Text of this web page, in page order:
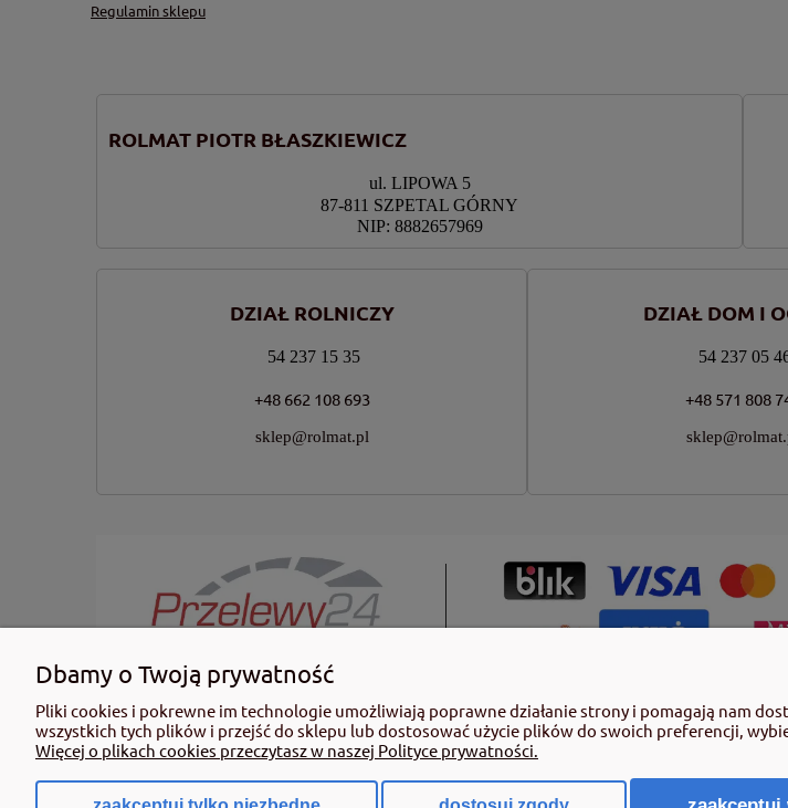
Regulamin sklepu
ROLMAT PIOTR BŁASZKIEWICZ
ul. LIPOWA 5
87-811 SZPETAL GÓRNY
NIP: 8882657969
DZIAŁ ROLNICZY
54 237 15 35
+48 662 108 693
sklep@rolmat.pl
DZIAŁ DOM I
54 237 05
+48 571 808
informacje dotyczące produktu. Zwróć uwagę na zwroty wskazujące rodzaj zagrożenia oraz
profesjonalnego mogą być nabyte tylko i wyłącznie przez osoby pełnoletnie oraz posiadające
dn. 8 marca 2013 r. o Środkach Ochrony Roślin Dz. Ustw 2020 poz.2097 z pózn. zm.) Niespełnienie
Dbamy o Twoją prywatność
Pliki cookies i pokrewne im technologie umożliwiają poprawne działanie strony i pomagają nam
wszystkich tych plików i przejść do sklepu lub dostosować użycie plików do swoich preferencji,
Więcej o plikach cookies przeczytasz w naszej Polityce prywatności.